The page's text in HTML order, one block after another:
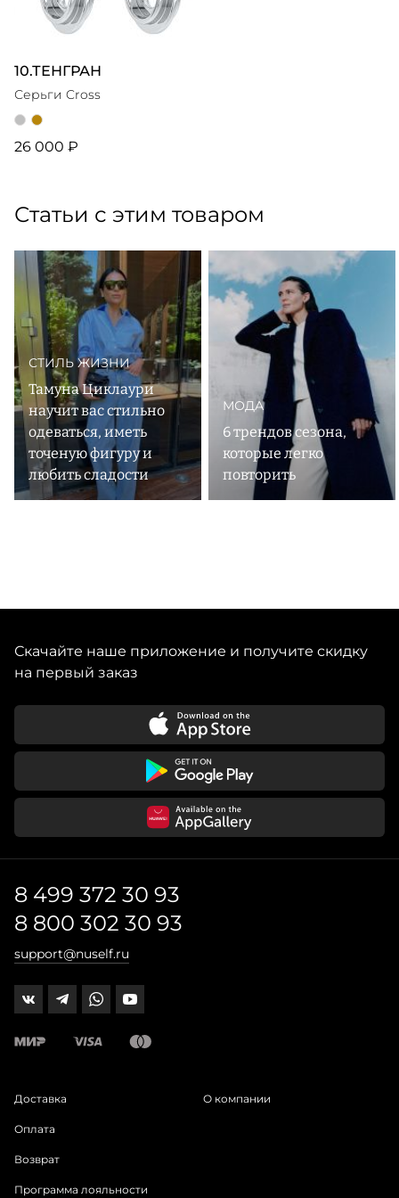
10.ТЕНГРАН
Серьги Cross
26 000 ₽
Статьи с этим товаром
СТИЛЬ ЖИЗНИ
Тамуна Циклаури
научит вас стильно
одеваться, иметь
точеную фигуру и
любить сладости
МОДА
6 трендов сезона,
которые легко
повторить
Скачайте наше приложение и получите скидку
на первый заказ
8 499 372 30 93
8 800 302 30 93
support@nuself.ru
Доставка
Оплата
Возврат
Программа лояльности
О компании